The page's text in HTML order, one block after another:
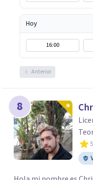
Hoy
16:00
Anterior
8
5